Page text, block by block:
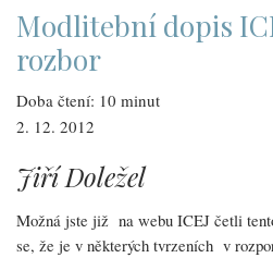
Dereka
Prince
Modlitební dopis
rozbor
Doba čtení: 10 minut
2. 12. 2012
Jiří Doležel
Možná jste již na webu ICEJ četli
se, že je v některých tvrzeních v